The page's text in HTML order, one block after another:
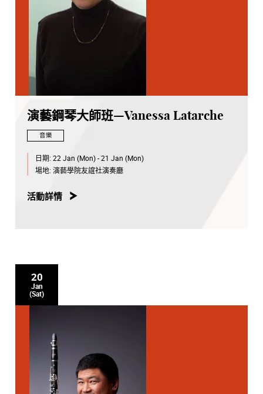
演藝鋼琴大師班—Vanessa Latarche
音樂
日期: 22 Jan (Mon) - 21 Jan (Mon)
場地: 演藝學院友誼社演奏廳
活動詳情
20
Jan
(Sat)